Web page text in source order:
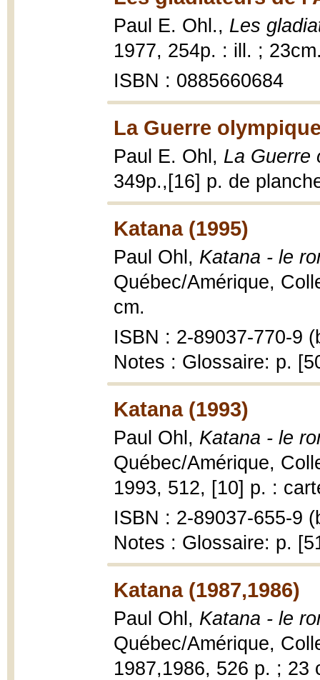
Paul E. Ohl., Les
1977, 254p. : ill. ;
ISBN : 0885660684
La Guerre
Paul E. Ohl, La Guerre
349p.,[16] p. de
Katana (1995)
Paul Ohl, Katana - le
Québec/Amérique,
cm.
ISBN : 2-89037-770-9
Notes : Glossaire: p.
Katana (1993)
Paul Ohl, Katana - le
Québec/Amérique,
1993, 512, [10] p. :
ISBN : 2-89037-655-9
Notes : Glossaire: p.
Katana (1987,1986)
Paul Ohl, Katana - le
Québec/Amérique,
1987,1986, 526 p. ; 23